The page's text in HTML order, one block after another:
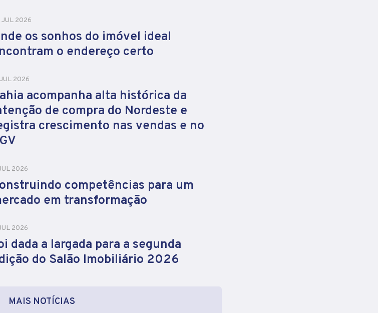
JUL 2026
os sonhos do imóvel ideal
o endereço certo
2026
acompanha alta histórica da
de compra do Nordeste e
crescimento nas vendas e no
2026
competências para um
em transformação
2026
dada a largada para a segunda
do Salão Imobiliário 2026
MAIS NOTÍCIAS